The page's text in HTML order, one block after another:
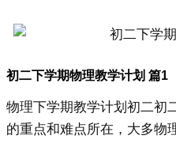
初二下学期物理教学计划 篇1
物理下学期教学计划初二初
的重点和难点所在，大多物